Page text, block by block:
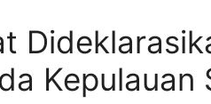
Kepulauan